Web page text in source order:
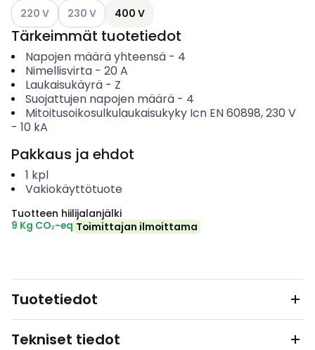
Katso käytettävissä olevat vaihtoehdot
220 V Katso käytettävissä olevat vaihtoehdot
230 V 400 V
Tärkeimmät tuotetiedot
Napojen määrä yhteensä- 4
Nimellisvirta- 20 A
Laukaisukäyrä- Z
Suojattujen napojen määrä- 4
Mitoitusoikosulkulaukaisukyky Icn EN 60898, 230 V
- 10 kA
Pakkaus ja ehdot
1 kpl
Vakiokäyttötuote
Tuotteen hiilijalanjälki
9 Kg CO₂-eq Toimittajan ilmoittama
Tuotetiedot
Tekniset tiedot